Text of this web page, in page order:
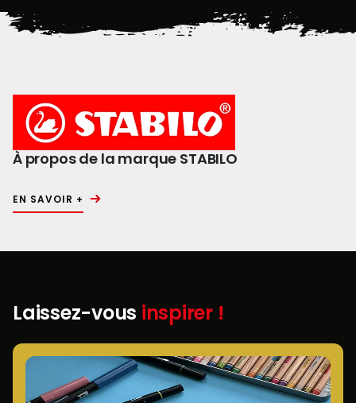
À propos de la marque STABILO
EN SAVOIR +
Laissez-vous inspirer !